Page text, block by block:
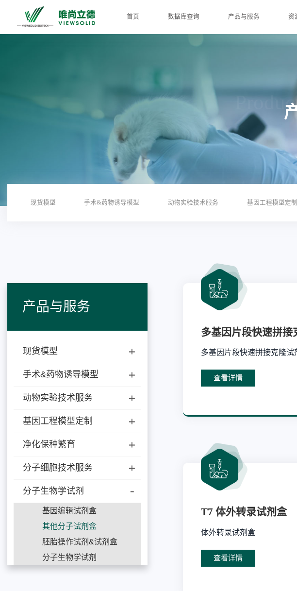
首页 数据库查询 产品与服务 资
现货模型 手术&药物诱导模型 动物实验技术服务 基因工程模型定制
产品与服务
现货模型
手术&药物诱导模型
动物实验技术服务
基因工程模型定制
净化保种繁育
分子细胞技术服务
分子生物学试剂
基因编辑试剂盒
其他分子试剂盒
胚胎操作试剂&试剂盒
分子生物学试剂
多基因片段快速拼接
多基因片段快速拼接克隆试
查看详情
T7 体外转录试剂盒
体外转录试剂盒
查看详情